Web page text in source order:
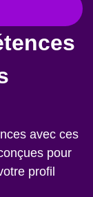
avec ces
pour
profil